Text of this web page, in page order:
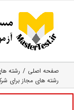
content
صفحه اصلی رشته
رشته های مجاز برای